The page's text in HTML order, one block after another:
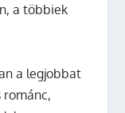
a többiek
a legjobbat
románc,